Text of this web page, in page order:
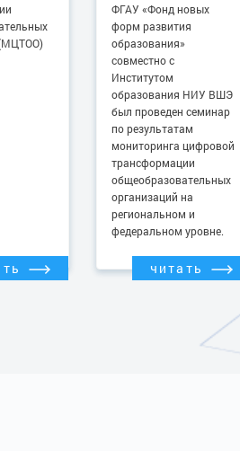
ФГАУ «Фонд новых
форм развития
образования»
совместно с
Институтом
образования НИУ ВШЭ
был проведен семинар
по результатам
мониторинга цифровой
трансформации
общеобразовательных
организаций на
региональном и
федеральном уровне.
читать